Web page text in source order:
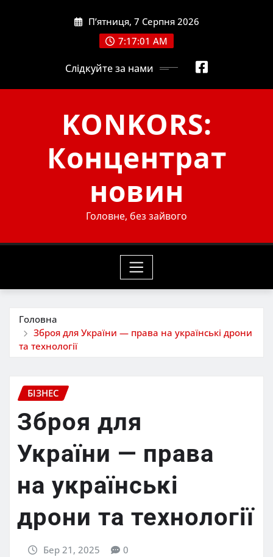
П’ятниця, 7 Серпня 2026
7:17:01 AM
Слідкуйте за нами
KONKORS:
Концентрат
новин
Головне, без зайвого
Головна
Зброя для України — права на українські дрони
та технології
БІЗНЕС
Зброя для
України — права
на українські
дрони та технології
Бер 21, 2025 0